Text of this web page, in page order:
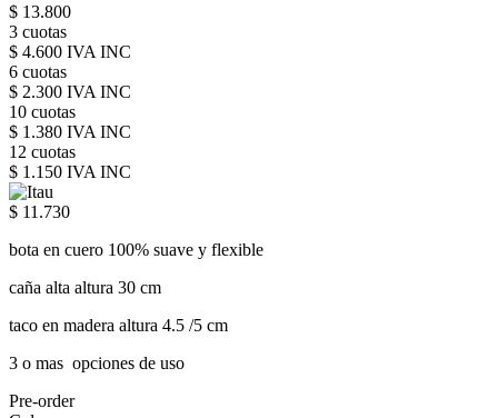
$ 13.800
3 cuotas
$ 4.600 IVA INC
6 cuotas
$ 2.300 IVA INC
10 cuotas
$ 1.380 IVA INC
12 cuotas
$ 1.150 IVA INC
$ 11.730
bota en cuero 100% suave y flexible
caña alta altura 30 cm
taco en madera altura 4.5 /5 cm
3 o mas opciones de uso
Pre-order